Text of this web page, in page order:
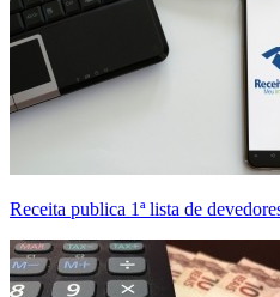
Receita publica 1ª lista de